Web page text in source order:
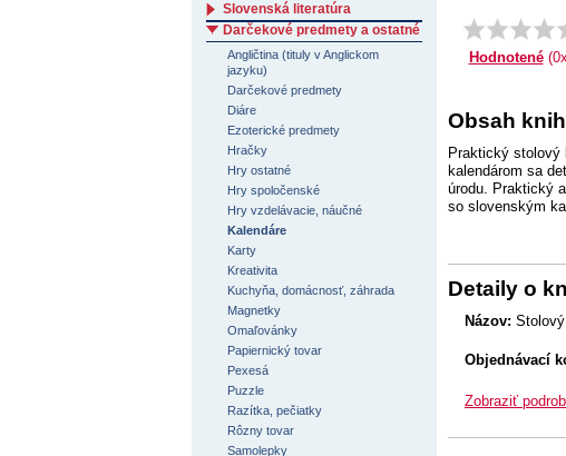
Hodnotené
Obsah
Praktický stolový
kalendárom sa
úrodu. Praktický
so slovenským
Detaily o
Názov:
Objednávací
Zobraziť
Slovenská literatúra
Darčekové predmety a ostatné
Angličtina (tituly v Anglickom
jazyku)
Darčekové predmety
Diáre
Ezoterické predmety
Hračky
Hry ostatné
Hry spoločenské
Hry vzdelávacie, náučné
Kalendáre
Karty
Kreativita
Kuchyňa, domácnosť, záhrada
Magnetky
Omaľovánky
Papiernický tovar
Pexesá
Puzzle
Razítka, pečiatky
Rôzny tovar
Samolepky